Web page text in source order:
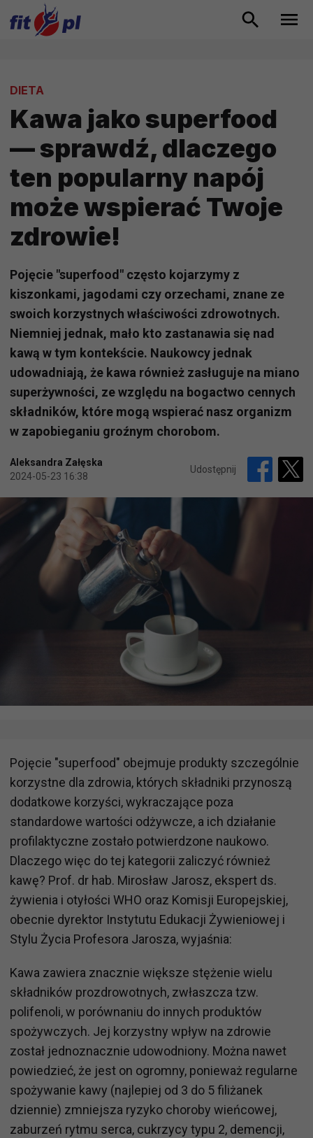
DIETA
Kawa jako superfood
— sprawdź, dlaczego
ten popularny napój
może wspierać Twoje
zdrowie!
Pojęcie "superfood" często kojarzymy z
kiszonkami, jagodami czy orzechami, znane ze
swoich korzystnych właściwości zdrowotnych.
Niemniej jednak, mało kto zastanawia się nad
kawą w tym kontekście. Naukowcy jednak
udowadniają, że kawa również zasługuje na miano
superżywności, ze względu na bogactwo cennych
składników, które mogą wspierać nasz organizm
w zapobieganiu groźnym chorobom.
Aleksandra Załęska
2024-05-23 16:38
Udostępnij
Pojęcie "superfood" obejmuje produkty szczególnie
korzystne dla zdrowia, których składniki przynoszą
dodatkowe korzyści, wykraczające poza
standardowe wartości odżywcze, a ich działanie
profilaktyczne zostało potwierdzone naukowo.
Dlaczego więc do tej kategorii zaliczyć również
kawę? Prof. dr hab. Mirosław Jarosz, ekspert ds.
żywienia i otyłości WHO oraz Komisji Europejskiej,
obecnie dyrektor Instytutu Edukacji Żywieniowej i
Stylu Życia Profesora Jarosza, wyjaśnia:
Kawa zawiera znacznie większe stężenie wielu
składników prozdrowotnych, zwłaszcza tzw.
polifenoli, w porównaniu do innych produktów
spożywczych. Jej korzystny wpływ na zdrowie
został jednoznacznie udowodniony. Można nawet
powiedzieć, że jest on ogromny, ponieważ regularne
spożywanie kawy (najlepiej od 3 do 5 filiżanek
dziennie) zmniejsza ryzyko choroby wieńcowej,
zaburzeń rytmu serca, cukrzycy typu 2, demencji,